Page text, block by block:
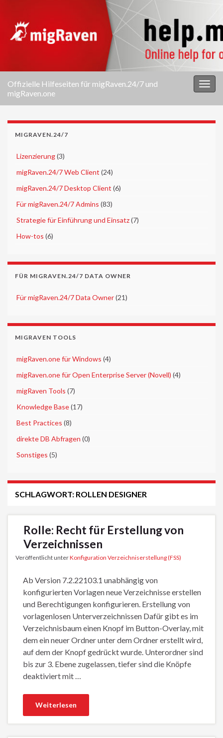
Offizielle Hilfeseiten für migRaven.24/7 und
migRaven.one
MIGRAVEN.24/7
Lizenzierung(3)
migRaven.24/7 Web Client (24)
migRaven.24/7 Desktop Client (6)
Für migRaven.24/7 Admins (83)
Strategie für Einführung und Einsatz(7)
How-tos (6)
FÜR MIGRAVEN.24/7 DATA OWNER
Für migRaven.24/7 Data Owner(21)
MIGRAVEN TOOLS
migRaven.one für Windows (4)
migRaven.one für Open Enterprise Server (Novell) (4)
migRaven Tools (7)
Knowledge Base(17)
Best Practices (8)
direkte DB Abfragen (0)
Sonstiges (5)
SCHLAGWORT: ROLLEN DESIGNER
Rolle: Recht für Erstellung von
Verzeichnissen
Veröffentlicht unterKonfiguration Verzeichniserstellung (FSS)
Ab Version 7.2.22103.1 unabhängig von
konfigurierten Vorlagen neue Verzeichnisse erstellen
und Berechtigungen konfigurieren. Erstellung von
vorlagenlosen Unterverzeichnissen Dafür gibt es im
Verzeichnisbaum einen Knopf im Button-Overlay, mit
dem ein neuer Ordner unter dem Ordner erstellt wird,
auf dem der Knopf gedrückt wurde. Unterordner sind
bis zur 3. Ebene zugelassen, tiefer sind die Knöpfe
deaktiviert mit …
Weiterlesen